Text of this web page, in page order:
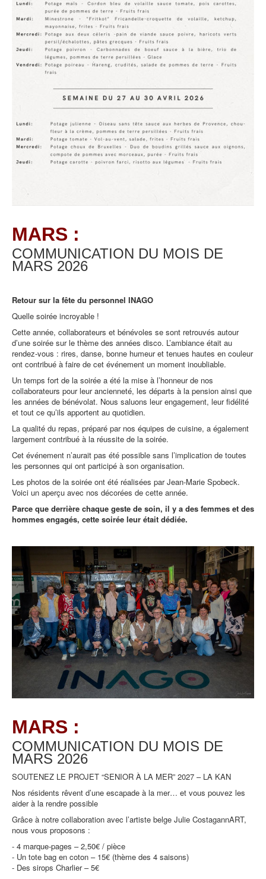
MARS :
COMMUNICATION DU MOIS DE
MARS 2026
Retour sur la fête du personnel INAGO
Quelle soirée incroyable !
Cette année, collaborateurs et bénévoles se sont retrouvés autour
d’une soirée sur le thème des années disco. L’ambiance était au
rendez-vous : rires, danse, bonne humeur et tenues hautes en couleur
ont contribué à faire de cet événement un moment inoubliable.
Un temps fort de la soirée a été la mise à l’honneur de nos
collaborateurs pour leur ancienneté, les départs à la pension ainsi que
les années de bénévolat. Nous saluons leur engagement, leur fidélité
et tout ce qu’ils apportent au quotidien.
La qualité du repas, préparé par nos équipes de cuisine, a également
largement contribué à la réussite de la soirée.
Cet événement n’aurait pas été possible sans l’implication de toutes
les personnes qui ont participé à son organisation.
Les photos de la soirée ont été réalisées par Jean-Marie Spobeck.
Voici un aperçu avec nos décorées de cette année.
Parce que derrière chaque geste de soin, il y a des femmes et des
hommes engagés, cette soirée leur était dédiée.
MARS :
COMMUNICATION DU MOIS DE
MARS 2026
SOUTENEZ LE PROJET “SENIOR À LA MER” 2027 – LA KAN
Nos résidents rêvent d’une escapade à la mer… et vous pouvez les
aider à la rendre possible
Grâce à notre collaboration avec l’artiste belge Julie CostagannART,
nous vous proposons :
- 4 marque-pages – 2,50€ / pièce
- Un tote bag en coton – 15€ (thème des 4 saisons)
- Des sirops Charlier – 5€